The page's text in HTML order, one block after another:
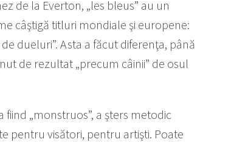
de la Everton, „les bleus” au un
câştigă titluri mondiale şi europene:
dueluri”. Asta a făcut diferenţa, până
de rezultat „precum câinii” de osul
„monstruos”, a şters metodic
pentru visători, pentru artişti. Poate